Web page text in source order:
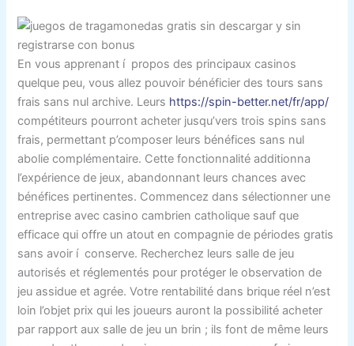
En vous apprenant í propos des principaux casinos
quelque peu, vous allez pouvoir bénéficier des tours sans
frais sans nul archive. Leurs https://spin-better.net/fr/app/
compétiteurs pourront acheter jusqu’vers trois spins sans
frais, permettant p’composer leurs bénéfices sans nul
abolie complémentaire. Cette fonctionnalité additionna
l’expérience de jeux, abandonnant leurs chances avec
bénéfices pertinentes. Commencez dans sélectionner une
entreprise avec casino cambrien catholique sauf que
efficace qui offre un atout en compagnie de périodes gratis
sans avoir í conserve. Recherchez leurs salle de jeu
autorisés et réglementés pour protéger le observation de
jeu assidue et agrée. Votre rentabilité dans brique réel n’est
loin l’objet prix qui les joueurs auront la possibilité acheter
par rapport aux salle de jeu un brin ; ils font de même leurs